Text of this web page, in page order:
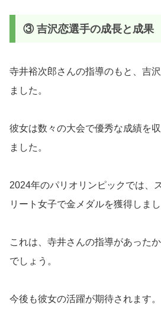
③ 吉沢恋選手の成長と成果
寺井裕次郎さんの指導のもと、吉
ました。
彼女は数々の大会で優秀な成績を
ました。
2024年のパリオリンピックでは、
リート女子で金メダルを獲得しまし
これは、寺井さんの指導があった
でしょう。
今後も彼女の活躍が期待されます。